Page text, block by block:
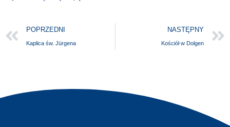
POPRZEDNI
Kaplica św. Jürgena
NASTĘPNY
Kościół w Dolgen